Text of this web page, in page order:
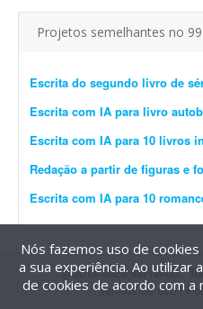
Projetos semelhantes no
Escrita com IA para 10 livros
Redação a partir de figuras e
Escrita com IA para 10
@2014-2026 99Freelas.
Termos de uso|
Nós fazemos uso de
a sua experiência. Ao utilizar
de cookies de acordo com a